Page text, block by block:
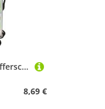
Surwin 3D Tiere Reise Kofferschutzhülle Reisetasche Kofferbezug Elastisch Kofferhülle Gepäck Cover Waschbare Reisekoffer Hülle Schutz Bezug Schutzhülle (Braunes Pferd,M (22-24 Zoll))
8,69 €